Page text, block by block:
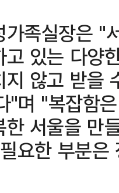
족실장은 "
있는 다양
않고 받을
"며 "복잡함
서울을 만
요한 부분